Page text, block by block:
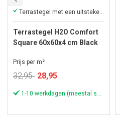
Terrastegel met een uitstekende voetcomfort
Terrastegel H2O Comfort
Square 60x60x4 cm Black
Prijs per m²
32,95 Speciale
28,95